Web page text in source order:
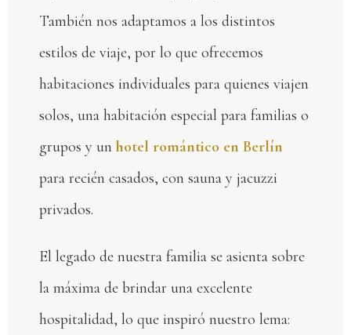
También nos adaptamos a los distintos
estilos de viaje, por lo que ofrecemos
habitaciones individuales para quienes viajen
solos, una habitación especial para familias o
grupos y un hotel romántico en Berlín
para recién casados, con sauna y jacuzzi
privados.
El legado de nuestra familia se asienta sobre
la máxima de brindar una excelente
hospitalidad, lo que inspiró nuestro lema: